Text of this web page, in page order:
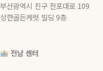
부산광역시 진구 전포대로 109
상한골든케럿 빌딩 9층
전남 센터